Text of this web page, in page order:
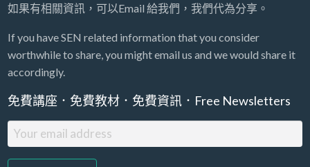
如果有相關資訊，可以Email 給我們，我們代為分享。
If you have SEN related information that you consider
worthwhile to share, you might email us and we would share it
accordingly.
免費講座．免費教材．免費資訊．Free Newsletters